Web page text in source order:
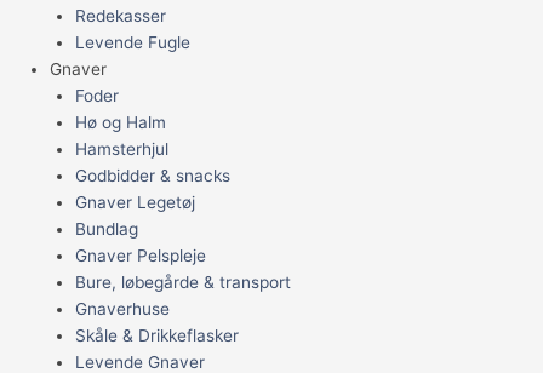
Redekasser
Levende Fugle
Gnaver
Foder
Hø og Halm
Hamsterhjul
Godbidder & snacks
Gnaver Legetøj
Bundlag
Gnaver Pelspleje
Bure, løbegårde & transport
Gnaverhuse
Skåle & Drikkeflasker
Levende Gnaver